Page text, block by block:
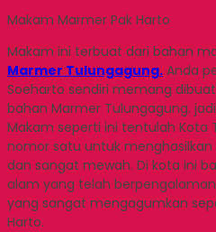
Makam Marmer Pak Harto
Makam ini terbuat dari bahan
Marmer Tulungagung. Anda
Soeharto sendiri memang
bahan Marmer Tulungagung.
Makam seperti ini tentulah Kota
nomor satu untuk
dan sangat mewah. Di kota ini
alam yang telah
yang sangat mengagumkan
Harto.